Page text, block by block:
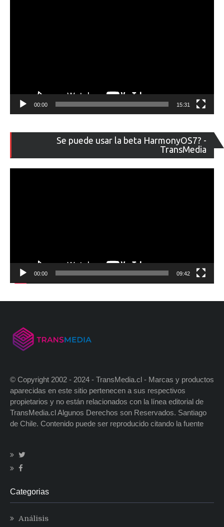
00:00 15:31
Se puede usar la beta HarmonyOS7? -
TransMedia
de
00:00 09:42
© Copyright 2002 - 2024 - TransMedia.cl - Marcas y productos
aparecidas en este sitio pertenecen a sus respectivos
propietarios y no están relacionados con la línea editorial de
TransMedia.cl Algunos Derechos son Reservados. Santiago
de Chile. Contenido puede ser reproducido citando la fuente
Categorias
Análisis